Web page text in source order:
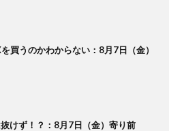
買うのかわからない：8月7日（金）
けず！？：8月7日（金）寄り前